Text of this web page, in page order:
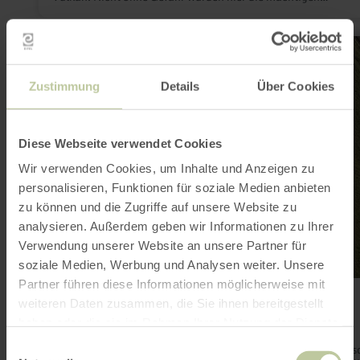
Zustimmung Details Über Cookies
Diese Webseite verwendet Cookies
Wir verwenden Cookies, um Inhalte und Anzeigen zu
personalisieren, Funktionen für soziale Medien anbieten
zu können und die Zugriffe auf unsere Website zu
analysieren. Außerdem geben wir Informationen zu Ihrer
Verwendung unserer Website an unsere Partner für
soziale Medien, Werbung und Analysen weiter. Unsere
Partner führen diese Informationen möglicherweise mit
weiteren Daten zusammen, die Sie ihnen bereitgestellt
daraus u.a. Baumaterial oder Pflastersteine zu gewinnen.
Hetsche Maar
Viele Namen trägt diese kleine, eher unauffällige Senke:
mehr
erfahren
zu:
Hetsche
Maar